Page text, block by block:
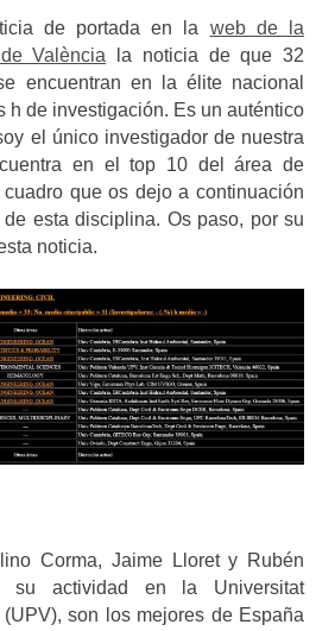
de portada en la web de la
València la noticia de que 32
encuentran en la élite nacional
h de investigación. Es un auténtico
el único investigador de nuestra
en el top 10 del área de
que os dejo a continuación
esta disciplina. Os paso, por su
noticia.
Corma, Jaime Lloret y Rubén
su actividad en la Universitat
son los mejores de España